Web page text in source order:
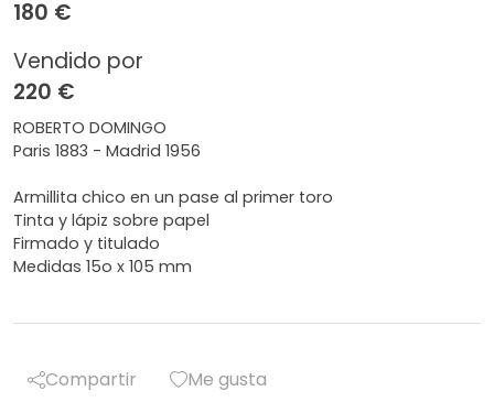
180 €
Vendido por
220 €
ROBERTO DOMINGO
Paris 1883 - Madrid 1956
Armillita chico en un pase al primer toro
Tinta y lápiz sobre papel
Firmado y titulado
Medidas 15o x 105 mm
Compartir Me gusta